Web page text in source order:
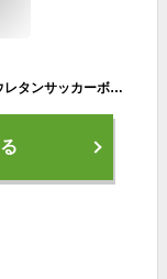
ソフトサッカーボール3号 / KW-227YSBL ウレタンサッカーボール 軽いサッカーボール 弾むサッカーボール 柔らかサッカーボール 空気が抜けないサッカーボール 子供用 直径19cm